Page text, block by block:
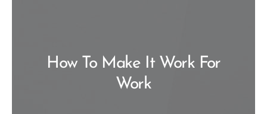
How To Make It Work For
Work